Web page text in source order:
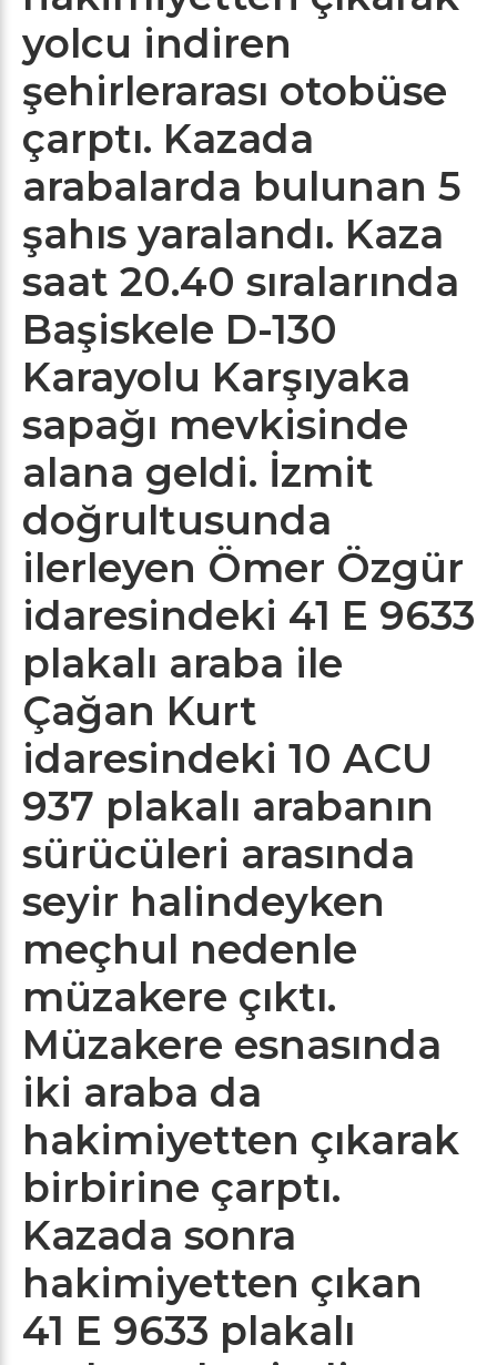
yolcu indiren
şehirlerarası otobüse
çarptı. Kazada
arabalarda bulunan 5
şahıs yaralandı. Kaza
saat 20.40 sıralarında
Başiskele D-130
Karayolu Karşıyaka
sapağı mevkisinde
alana geldi. İzmit
doğrultusunda
ilerleyen Ömer Özgür
idaresindeki 41 E 9633
plakalı araba ile
Çağan Kurt
idaresindeki 10 ACU
937 plakalı arabanın
sürücüleri arasında
seyir halindeyken
meçhul nedenle
müzakere çıktı.
Müzakere esnasında
iki araba da
hakimiyetten çıkarak
birbirine çarptı.
Kazada sonra
hakimiyetten çıkan
41 E 9633 plakalı